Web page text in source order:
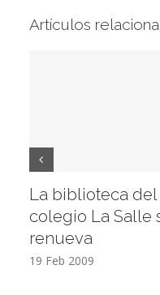
Artículos
La biblioteca del
colegio La Salle
renueva
19 Feb 2009